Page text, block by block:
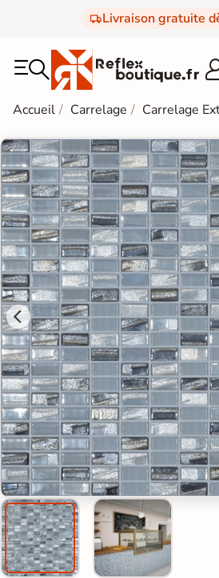
Livraison gratuite
Accueil Carrelage Carrelage